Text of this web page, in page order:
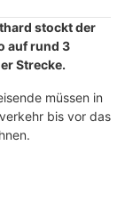
stockt der
auf rund 3
Strecke.
müssen in
bis vor das